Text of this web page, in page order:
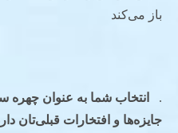
باز می‌کند
.
انتخاب شما به عنوان چهره
جایزه‌ها و افتخارات قبلی‌تان